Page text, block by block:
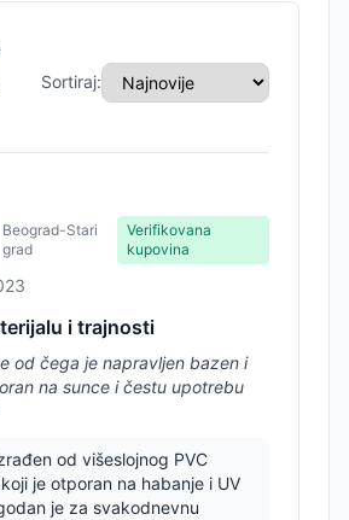
Sortiraj:
Beograd-Stari
grad
Verifikovana
kupovina
i trajnosti
od čega je napravljen bazen i
na sunce i čestu upotrebu
od višeslojnog PVC
je otporan na habanje i UV
je za svakodnevnu